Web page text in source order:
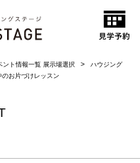
ント情報一覧 展示場選択
ハウジング
お片づけレッスン